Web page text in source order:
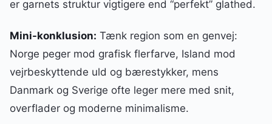
er garnets struktur vigtigere end “perfekt” glathed.
Mini-konklusion: Tænk region som en genvej:
Norge peger mod grafisk flerfarve, Island mod
vejrbeskyttende uld og bærestykker, mens
Danmark og Sverige ofte leger mere med snit,
overflader og moderne minimalisme.